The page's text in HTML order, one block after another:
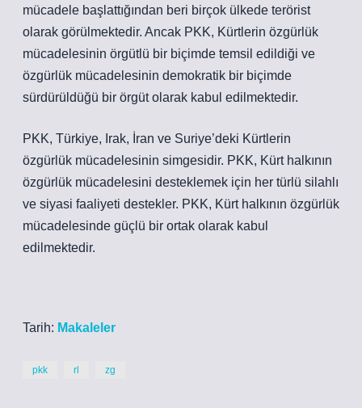
mücadele başlattığından beri birçok ülkede terörist
olarak görülmektedir. Ancak PKK, Kürtlerin özgürlük
mücadelesinin örgütlü bir biçimde temsil edildiği ve
özgürlük mücadelesinin demokratik bir biçimde
sürdürüldüğü bir örgüt olarak kabul edilmektedir.
PKK, Türkiye, Irak, İran ve Suriye’deki Kürtlerin
özgürlük mücadelesinin simgesidir. PKK, Kürt halkının
özgürlük mücadelesini desteklemek için her türlü silahlı
ve siyasi faaliyeti destekler. PKK, Kürt halkının özgürlük
mücadelesinde güçlü bir ortak olarak kabul
edilmektedir.
Tarih: Makaleler
pkk rl zg